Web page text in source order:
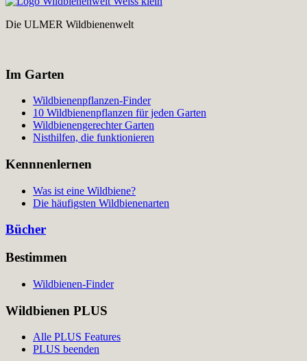
Die ULMER Wildbienenwelt
Im Garten
Wildbienenpflanzen-Finder
10 Wildbienenpflanzen für jeden Garten
Wildbienengerechter Garten
Nisthilfen, die funktionieren
Kennnenlernen
Was ist eine Wildbiene?
Die häufigsten Wildbienenarten
Bücher
Bestimmen
Wildbienen-Finder
Wildbienen PLUS
Alle PLUS Features
PLUS beenden